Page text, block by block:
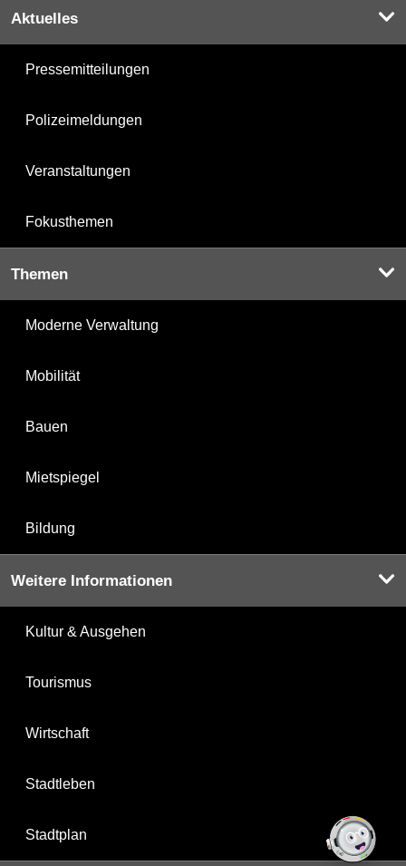
Aktuelles
Pressemitteilungen
Polizeimeldungen
Veranstaltungen
Fokusthemen
Themen
Moderne Verwaltung
Mobilität
Bauen
Mietspiegel
Bildung
Weitere Informationen
Kultur & Ausgehen
Tourismus
Wirtschaft
Stadtleben
Stadtplan